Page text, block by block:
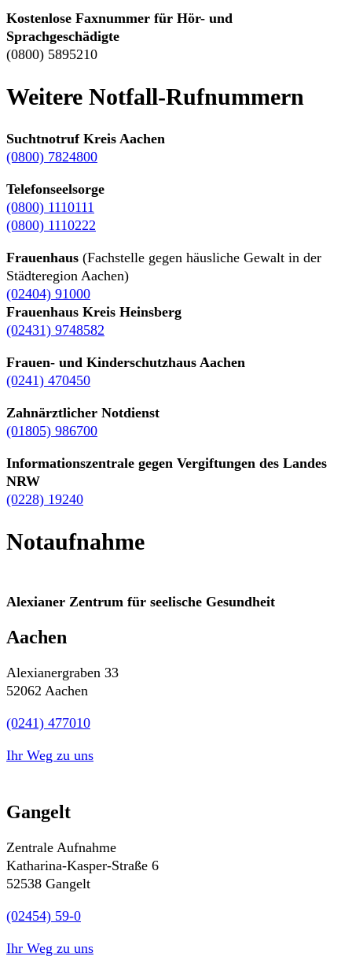
Kostenlose Faxnummer für Hör- und
Sprachgeschädigte
(0800) 5895210
Weitere Notfall-Rufnummern
Suchtnotruf Kreis Aachen
(0800) 7824800
Telefonseelsorge
(0800) 1110111
(0800) 1110222
Frauenhaus (Fachstelle gegen häusliche Gewalt in der
Städteregion Aachen)
(02404) 91000
Frauenhaus Kreis Heinsberg
(02431) 9748582
Frauen- und Kinderschutzhaus Aachen
(0241) 470450
Zahnärztlicher Notdienst
(01805) 986700
Informationszentrale gegen Vergiftungen des Landes
NRW
(0228) 19240
Notaufnahme
Alexianer Zentrum für seelische Gesundheit
Aachen
Alexianergraben 33
52062 Aachen
(0241) 477010
Ihr Weg zu uns
Gangelt
Zentrale Aufnahme
Katharina-Kasper-Straße 6
52538 Gangelt
(02454) 59-0
Ihr Weg zu uns